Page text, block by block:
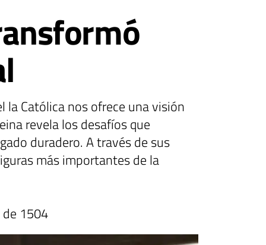
Católica nos ofrece una visión
revela los desafíos que
duradero. A través de sus
más importantes de la
1504